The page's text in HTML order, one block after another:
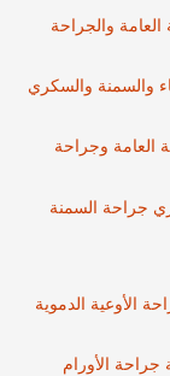
والجراحة
والسمنة والسكري
العامة وجراحة
جراحة السمنة
الأوعية الدموية
جراحة الأورام